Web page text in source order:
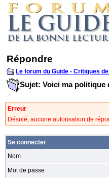
Répondre
Le forum du Guide - Critiques
Sujet: Voici ma
Erreur
Désolé, aucune autorisation de
Se connecter
Nom
Mot de passe